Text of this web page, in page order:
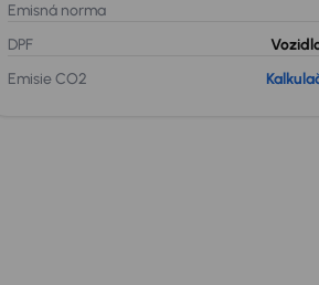
Emisná norma
DPF
Emisie CO2